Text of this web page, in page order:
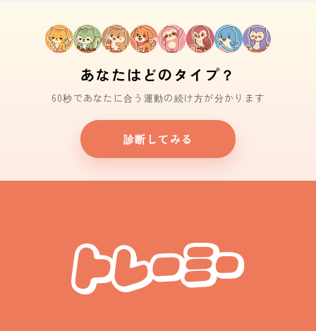
あなたはどのタイプ？
60秒であなたに合う運動の続け方が分かります
診断してみる